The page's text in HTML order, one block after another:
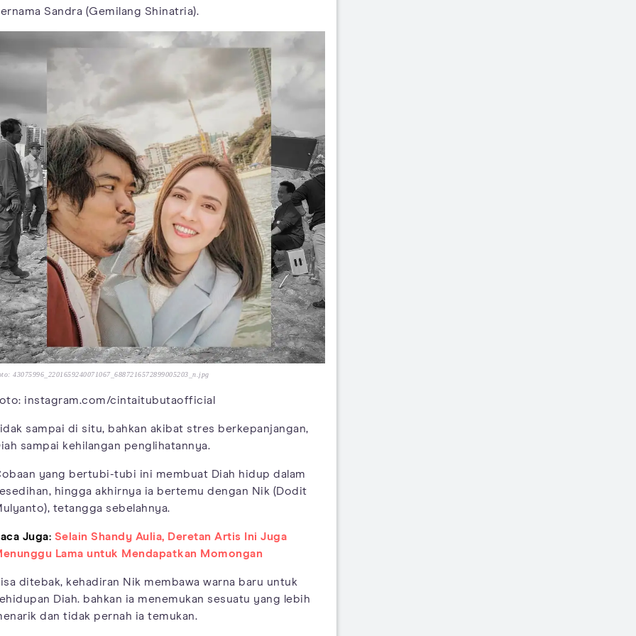
Sandra (Gemilang Shinatria).
43075996_2201659240071067_6887216572899005203_n.jpg
instagram.com/cintaitubutaofficial
sampai di situ, bahkan akibat stres berkepanjangan,
sampai kehilangan penglihatannya.
yang bertubi-tubi ini membuat Diah hidup dalam
hingga akhirnya ia bertemu dengan Nik (Dodit
tetangga sebelahnya.
Juga: Selain Shandy Aulia, Deretan Artis Ini Juga
Lama untuk Mendapatkan Momongan
ditebak, kehadiran Nik membawa warna baru untuk
Diah. bahkan ia menemukan sesuatu yang lebih
dan tidak pernah ia temukan.